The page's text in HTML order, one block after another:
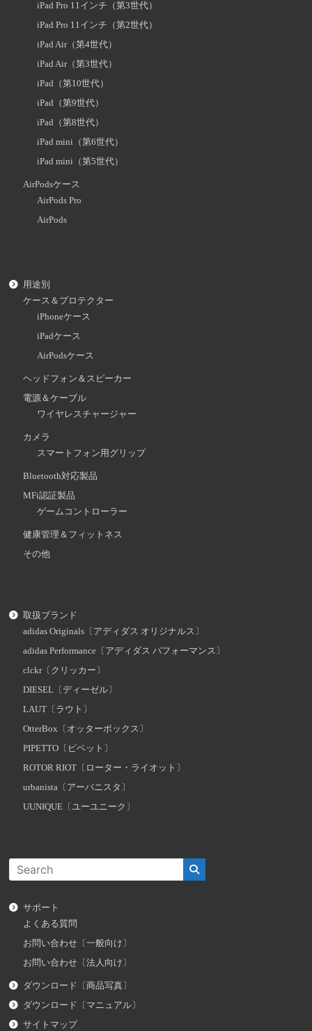
iPad Pro 11インチ（第3世代）
iPad Pro 11インチ（第2世代）
iPad Air（第4世代）
iPad Air（第3世代）
iPad（第10世代）
iPad（第9世代）
iPad（第8世代）
iPad mini（第6世代）
iPad mini（第5世代）
AirPodsケース
AirPods Pro
AirPods
用途別
ケース＆プロテクター
iPhoneケース
iPadケース
AirPodsケース
ヘッドフォン＆スピーカー
電源＆ケーブル
ワイヤレスチャージャー
カメラ
スマートフォン用グリップ
Bluetooth対応製品
MFi認証製品
ゲームコントローラー
健康管理＆フィットネス
その他
取扱ブランド
adidas Originals〔アディダス オリジナルス〕
adidas Performance〔アディダス パフォーマンス〕
clckr〔クリッカー〕
DIESEL〔ディーゼル〕
LAUT〔ラウト〕
OtterBox〔オッターボックス〕
PIPETTO〔ピペット〕
ROTOR RIOT〔ローター・ライオット〕
urbanista〔アーバニスタ〕
UUNIQUE〔ユーユニーク〕
サポート
よくある質問
お問い合わせ〔一般向け〕
お問い合わせ〔法人向け〕
ダウンロード〔商品写真〕
ダウンロード〔マニュアル〕
サイトマップ